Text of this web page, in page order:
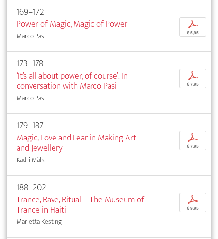
169–172
Power of Magic, Magic of Power
Marco Pasi
p
€ 5,95
173–178
‘It’s all about power, of course’. In
conversation with Marco Pasi
Marco Pasi
p
€ 7,95
179–187
Magic, Love and Fear in Making Art
and Jewellery
Kadri Mälk
p
€ 7,95
188–202
Trance, Rave, Ritual – The Museum of
Trance in Haiti
Marietta Kesting
p
€ 9,95